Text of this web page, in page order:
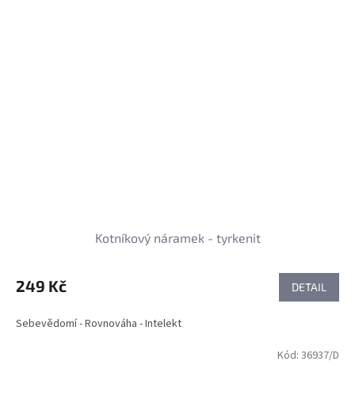
Kotníkový náramek - tyrkenit
249 Kč DETAIL
Sebevědomí - Rovnováha - Intelekt
Kód: 36937/D